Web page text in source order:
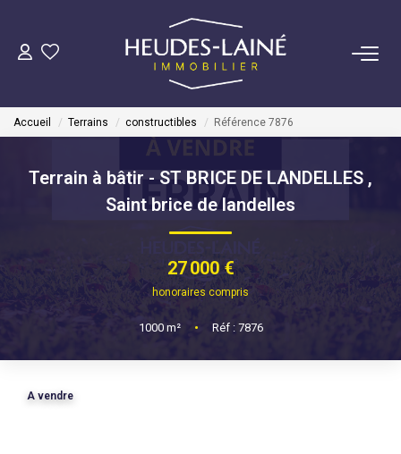
VENDRE
ACHETER
LOUER
Mise En Location
Gestion Locative
Accueil Terrains constructibles Référence 7876
Terrain à bâtir - ST BRICE DE LANDELLES ,
Saint brice de landelles
27 000 €
honoraires compris
1000m² • Réf : 7876
A vendre